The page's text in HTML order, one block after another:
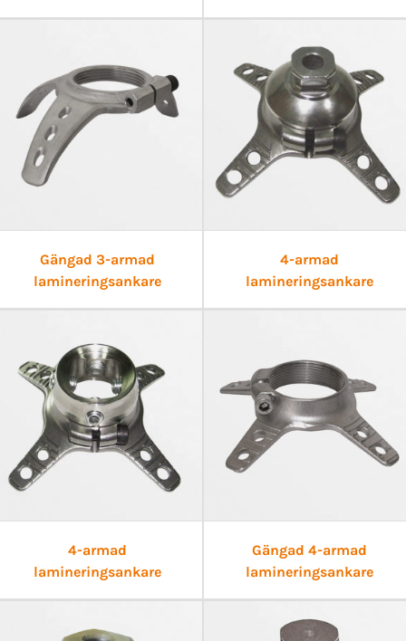
Gängad 3-armad
lamineringsankare
4-armad
lamineringsankare
4-armad
lamineringsankare
Gängad 4-armad
lamineringsankare